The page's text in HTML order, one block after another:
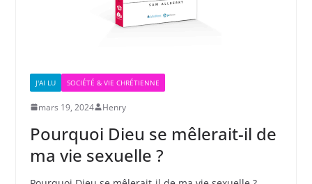
J'AI LU SOCIÉTÉ & VIE CHRÉTIENNE
mars 19, 2024 Henry
Pourquoi Dieu se mêlerait-il de
ma vie sexuelle ?